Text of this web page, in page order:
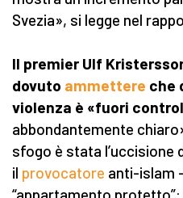
Svezia», si legge nel
Il premier Ulf
dovuto ammettere che
violenza è «fuori
abbondantemente
sfogo è stata l’uccisione
il provocatore anti-islam